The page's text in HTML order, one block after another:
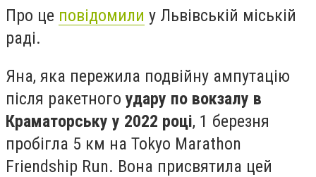
Про це повідомили у Львівській міській
раді.
Яна, яка пережила подвійну ампутацію
після ракетного удару по вокзалу в
Краматорську у 2022 році, 1 березня
пробігла 5 км на Tokyo Marathon
Friendship Run. Вона присвятила цей